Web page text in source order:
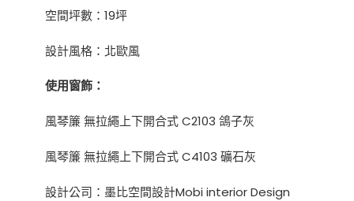
空間坪數：19坪
設計風格：北歐風
使用窗飾：
風琴簾 無拉繩上下開合式 C2103 鴿子灰
風琴簾 無拉繩上下開合式 C4103 礦石灰
設計公司：墨比空間設計Mobi interior Design